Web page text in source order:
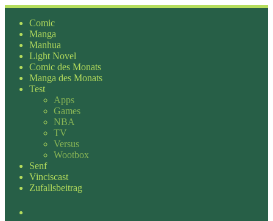
Zum
Inhalt
springen
Comic
Manga
Manhua
Light Novel
Comic des Monats
Manga des Monats
Test
Apps
Games
NBA
TV
Versus
Wootbox
Senf
Vinciscast
Zufallsbeitrag